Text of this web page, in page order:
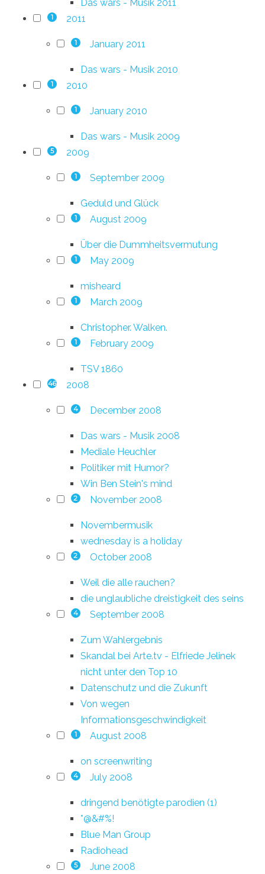
Das wars - Musik 2011
1 2011
1 January 2011
Das wars - Musik 2010
1 2010
1 January 2010
Das wars - Musik 2009
5 2009
1 September 2009
Geduld und Glück
1 August 2009
Über die Dummheitsvermutung
1 May 2009
misheard
1 March 2009
Christopher. Walken.
1 February 2009
TSV 1860
46 2008
4 December 2008
Das wars - Musik 2008
Mediale Heuchler
Politiker mit Humor?
Win Ben Stein's mind
2 November 2008
Novembermusik
wednesday is a holiday
2 October 2008
Weil die alle rauchen?
die unglaubliche dreistigkeit des seins
4 September 2008
Zum Wahlergebnis
Skandal bei Arte.tv - Elfriede Jelinek
nicht unter den Top 10
Datenschutz und die Zukunft
Von wegen
Informationsgeschwindigkeit
1 August 2008
on screenwriting
4 July 2008
dringend benötigte parodien (1)
*@&#%!
Blue Man Group
Radiohead
5 June 2008